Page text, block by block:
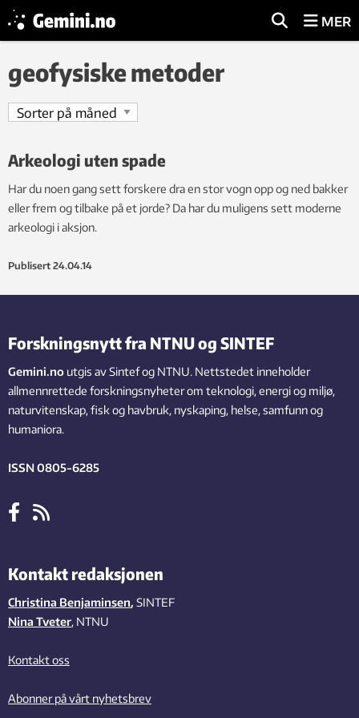
MER
geofysiske metoder
Arkeologi uten spade
Har du noen gang sett forskere dra en stor vogn opp og ned bakker
eller frem og tilbake på et jorde? Da har du muligens sett moderne
arkeologi i aksjon.
Publisert 24.04.14
Forskningsnytt fra NTNU og SINTEF
Gemini.no utgis av Sintef og NTNU. Nettstedet inneholder
allmennrettede forskningsnyheter om teknologi, energi og miljø,
naturvitenskap, fisk og havbruk, nyskaping, helse, samfunn og
humaniora.
ISSN 0805-6285
Kontakt redaksjonen
Christina Benjaminsen, SINTEF
Nina Tveter, NTNU
Kontakt oss
Abonner på vårt nyhetsbrev